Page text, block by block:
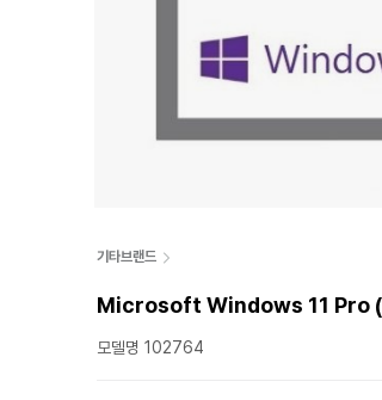
기타브랜드
Microsoft Windows 11 Pro
모델명 102764